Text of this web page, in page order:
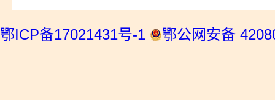
鄂ICP备17021431号-1 鄂公网安备